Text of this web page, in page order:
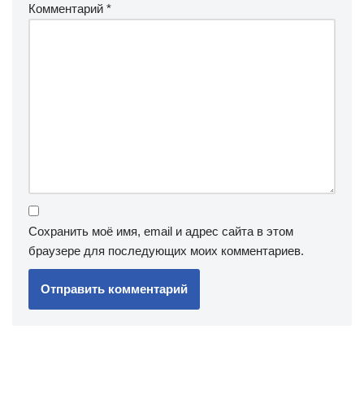
Комментарий *
Сохранить моё имя, email и адрес сайта в этом
браузере для последующих моих комментариев.